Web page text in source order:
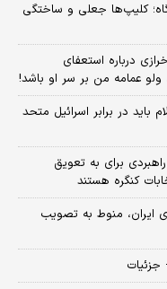
کلیپ‌ها جعلی و ساختگی
درباره استعفای
ولو عمامه من بر سر او باشد!
در برابر اسرائیل متحد
برای به تعویق
کنگره هستند
ایران، منوط به تصویب